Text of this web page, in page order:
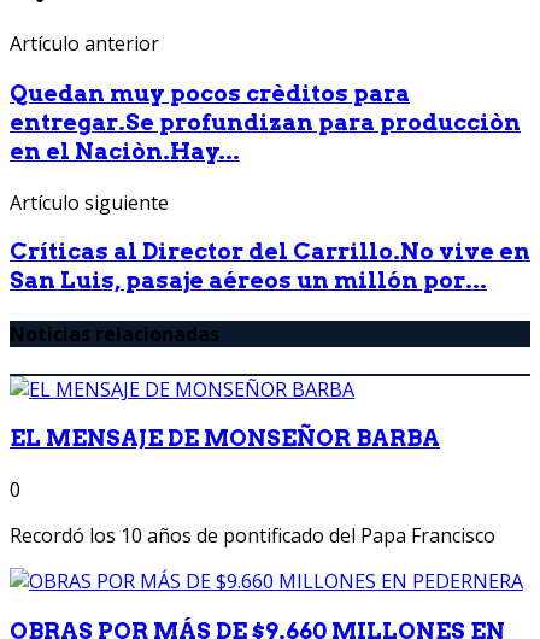
Artículo anterior
Quedan muy pocos crèditos para
entregar.Se profundizan para producciòn
en el Naciòn.Hay...
Artículo siguiente
Críticas al Director del Carrillo.No vive en
San Luis, pasaje aéreos un millón por...
Noticias relacionadas
EL MENSAJE DE MONSEÑOR BARBA
0
Recordó los 10 años de pontificado del Papa Francisco
OBRAS POR MÁS DE $9.660 MILLONES EN